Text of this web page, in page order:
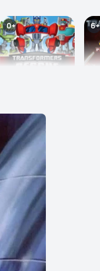
0+
Трансформеры:
Боты-спасатели
6+